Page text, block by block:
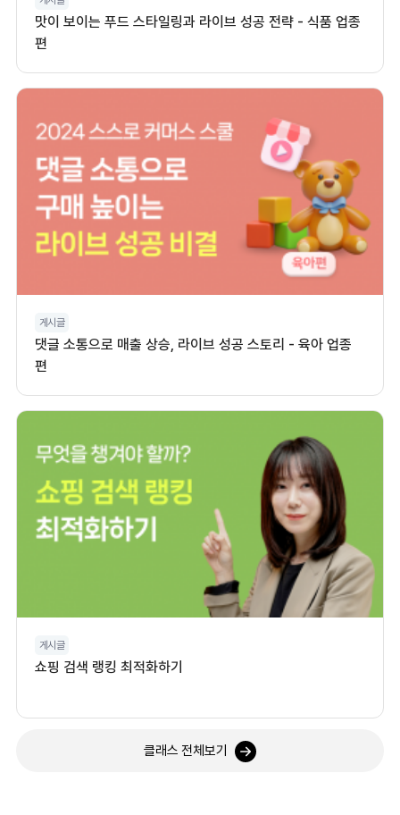
맛이 보이는 푸드 스타일링과 라이브 성공 전략 - 식품 업종
편
게시글
댓글 소통으로 매출 상승, 라이브 성공 스토리 - 육아 업종
편
게시글
쇼핑 검색 랭킹 최적화하기
클래스 전체보기